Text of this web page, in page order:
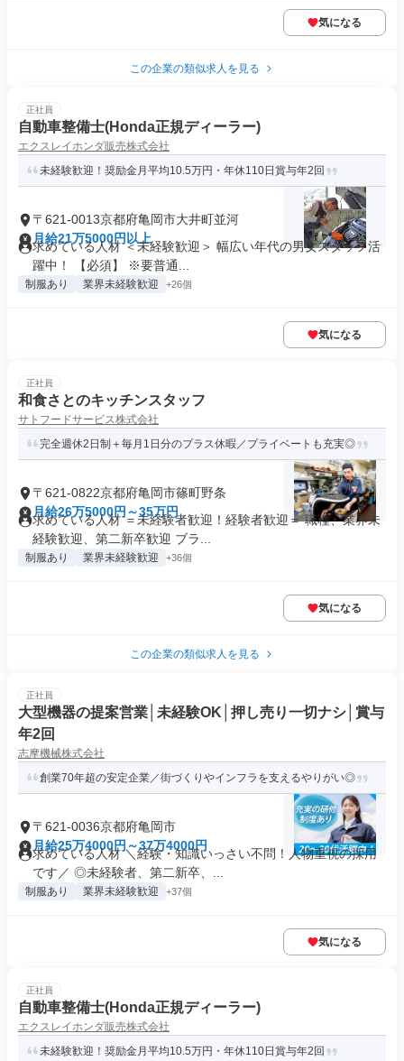
気になる
この企業の類似求人を見る
正社員
自動車整備士(Honda正規ディーラー)
エクスレイホンダ販売株式会社
未経験歓迎！奨励金月平均10.5万円・年休110日賞与年2回
〒621-0013京都府亀岡市大井町並河
月給21万5000円以上
求めている人材 ＜未経験歓迎＞ 幅広い年代の男女スタッフ活
躍中！ 【必須】 ※要普通...
制服あり 業界未経験歓迎 +26個
気になる
正社員
和食さとのキッチンスタッフ
サトフードサービス株式会社
完全週休2日制＋毎月1日分のプラス休暇／プライベートも充実◎
〒621-0822京都府亀岡市篠町野条
月給26万5000円～35万円
求めている人材 ＝未経験者歓迎！経験者歓迎＝ 職種、業界未
経験歓迎、第二新卒歓迎 ブラ...
制服あり 業界未経験歓迎 +36個
気になる
この企業の類似求人を見る
正社員
大型機器の提案営業│未経験OK│押し売り一切ナシ│賞与
年2回
志摩機械株式会社
創業70年超の安定企業／街づくりやインフラを支えるやりがい◎
〒621-0036京都府亀岡市
月給25万4000円～37万4000円
求めている人材 ＼経験・知識いっさい不問！人物重視の採用
です／ ◎未経験者、第二新卒、...
制服あり 業界未経験歓迎 +37個
気になる
正社員
自動車整備士(Honda正規ディーラー)
エクスレイホンダ販売株式会社
未経験歓迎！奨励金月平均10.5万円・年休110日賞与年2回